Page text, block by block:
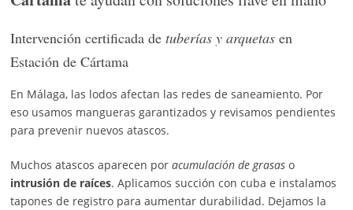
Intervención certificada de tuberías y arquetasen
Estación de Cártama
En Málaga, las lodos afectan las redes de saneamiento. Por
eso usamos mangueras garantizados y revisamos pendientes
para prevenir nuevos atascos.
Muchos atascos aparecen por acumulación de grasaso
intrusión de raíces. Aplicamos succión con cuba e instalamos
tapones de registro para aumentar durabilidad. Dejamos la